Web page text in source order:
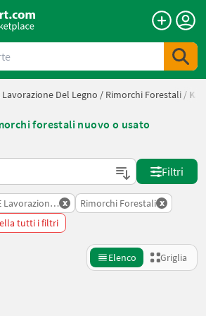
Del Legno / Rimorchi Forestali /
forestali nuovo o usato
su Landwirt.com
Filtri
Del Legno
x Rimorchi Forestali x
tutti i filtri
Elenco Griglia